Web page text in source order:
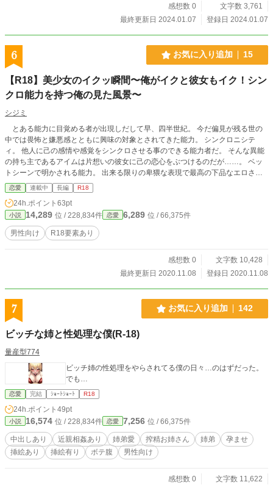
感想数 0
文字数 3,761
最終更新日 2024.01.07
登録日 2024.01.07
6 お気に入り追加 15
【R18】美少女のイクッ瞬間〜俺がイクと彼女もイク！シン
クロ能力を持つ俺の見た風景〜
シジミ
とある能力に目覚める者が出現しだして早、四半世紀。 今だ偏見が残る世の
中では畏怖と嫌悪感とともに興味の対象とされてきた能力。 シンクロニシテ
ィ。 他人に己の感情や感覚をシンクロさせる事のできる能力者だ。 そんな異能
の持ち主であるアイムは片想いの彼女に己の恋心をぶつけるのだが……。 ベッ
トシーンで明かされる能力。 出来る限りの卑猥な表現で最高の下品なエロさに
挑戦した作品です。
恋愛 連載中 長編 R18
24h.ポイント 63pt
小説 14,289 位 / 228,834件 恋愛 6,289 位 / 66,375件
男性向け R18要素あり
感想数 0
文字数 10,428
最終更新日 2020.11.08
登録日 2020.11.08
7 お気に入り追加 142
ビッチな姉と性処理な僕(R-18)
量産型774
ビッチ姉の性処理をやらされてる僕の日々…のはずだった。
でも…
恋愛 完結 ｼｮｰﾄｼｮｰﾄ R18
24h.ポイント 49pt
小説 16,574 位 / 228,834件 恋愛 7,256 位 / 66,375件
中出しあり 近親相姦あり 姉弟愛 搾精お姉さん 姉弟
孕ませ
挿絵あり
挿絵有り ボテ腹 男性向け
感想数 0 文字数 11,622